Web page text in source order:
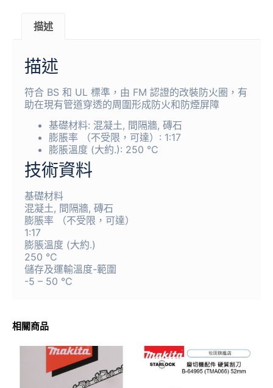
描述
描述
符合 BS 和 UL 標準，由 FM 認證的改裝防火圈，有
助在現有管道穿透的周圍形成防火和防煙屏障
基礎材料: 混凝土, 間隔牆, 磚石
膨脹率 （不受限，可達）: 1:17
膨脹溫度 (大約.): 250 °C
技術資料
基礎材料
混凝土, 間隔牆, 磚石
膨脹率 （不受限，可達）
1:17
膨脹溫度 (大約.)
250 °C
儲存及運輸溫度-範圍
-5 – 50 °C
相關商品